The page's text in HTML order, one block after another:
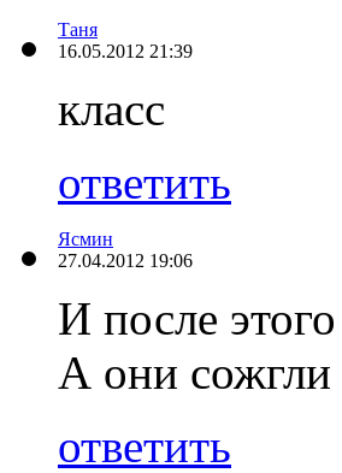
Таня
16.05.2012 21:39
класс
ответить
Ясмин
27.04.2012 19:06
И после
А они
ответить